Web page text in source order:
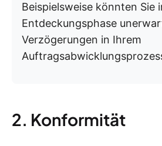
Beispielsweise könnten Sie
Entdeckungsphase
Verzögerungen in Ihrem
2. Konformität